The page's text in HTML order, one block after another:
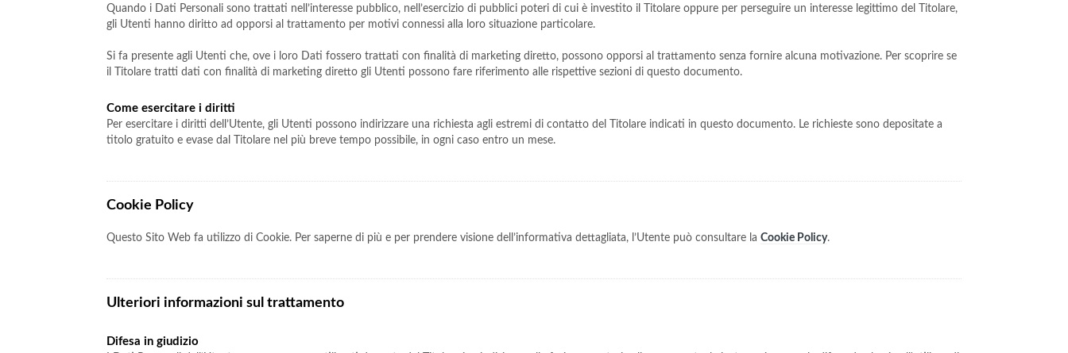
Quando i Dati Personali sono trattati nell’interesse pubblico, nell’esercizio di pubblici poteri di cui è investito il Titolare oppure per perseguire un interesse legittimo del Titolare,
gli Utenti hanno diritto ad opporsi al trattamento per motivi connessi alla loro situazione particolare.
Si fa presente agli Utenti che, ove i loro Dati fossero trattati con finalità di marketing diretto, possono opporsi al trattamento senza fornire alcuna motivazione. Per scoprire se
il Titolare tratti dati con finalità di marketing diretto gli Utenti possono fare riferimento alle rispettive sezioni di questo documento.
Come esercitare i diritti
Per esercitare i diritti dell’Utente, gli Utenti possono indirizzare una richiesta agli estremi di contatto del Titolare indicati in questo documento. Le richieste sono depositate a
titolo gratuito e evase dal Titolare nel più breve tempo possibile, in ogni caso entro un mese.
Cookie Policy
Questo Sito Web fa utilizzo di Cookie. Per saperne di più e per prendere visione dell’informativa dettagliata, l’Utente può consultare laCookie Policy.
Ulteriori informazioni sul trattamento
Difesa in giudizio